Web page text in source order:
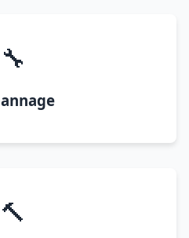
🔧
🔨